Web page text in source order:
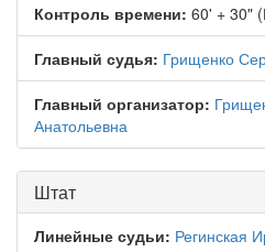
Контроль времени: 60' + 30"
Главный судья: Грищенко
Главный организатор:
Анатольевна
Штат
Линейные судьи: Регинская